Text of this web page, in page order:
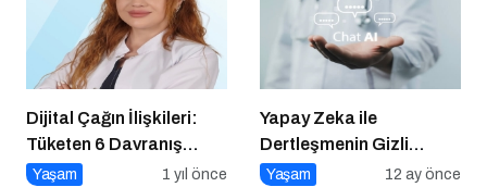
Dijital Çağın İlişkileri:
Tüketen 6 Davranış
Biçimi
Yaşam 1 yıl önce
Yapay Zeka ile
Dertleşmenin Gizli
Tehlikeleri
Yaşam 12 ay önce